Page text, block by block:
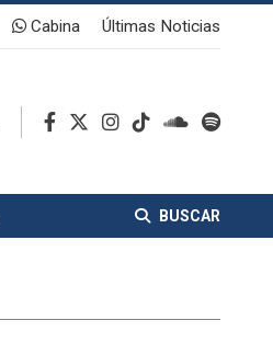
Cabina Últimas Noticias
BUSCAR